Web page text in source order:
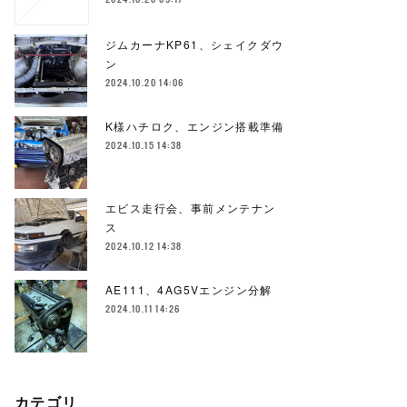
ジムカーナKP61、シェイクダウ
ン
2024.10.20 14:06
K様ハチロク、エンジン搭載準備
2024.10.15 14:38
エビス走行会、事前メンテナン
ス
2024.10.12 14:38
AE111、4AG5Vエンジン分解
2024.10.11 14:26
カテゴリ